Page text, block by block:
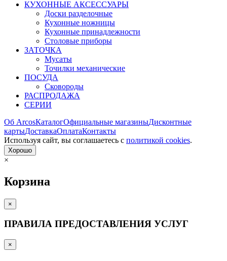
КУХОННЫЕ АКСЕССУАРЫ
Доски разделочные
Кухонные ножницы
Кухонные принадлежности
Столовые приборы
ЗАТОЧКА
Мусаты
Точилки механические
ПОСУДА
Сковороды
РАСПРОДАЖА
СЕРИИ
Об ArcosКаталогОфициальные магазиныДисконтные
картыДоставкаОплатаКонтакты
Используя сайт, вы согла­шаетесь с политикой cookies.
Хорошо
×
Корзина
×
ПРАВИЛА ПРЕДОСТАВЛЕНИЯ УСЛУГ
×